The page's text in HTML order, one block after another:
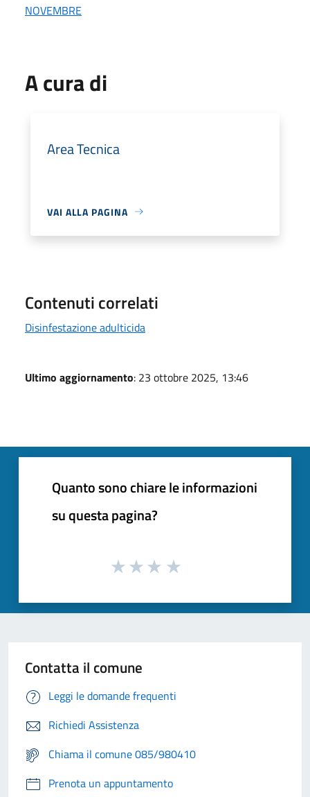
NOVEMBRE
A cura di
Area Tecnica
VAI ALLA PAGINA
Contenuti correlati
Disinfestazione adulticida
Ultimo aggiornamento: 23 ottobre 2025, 13:46
Quanto sono chiare le informazioni
su questa pagina?
Contatta il comune
Leggi le domande frequenti
Richiedi Assistenza
Chiama il comune 085/980410
Prenota un appuntamento